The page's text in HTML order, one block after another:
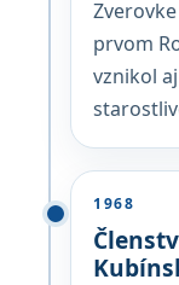
prvom
vznikol
1968